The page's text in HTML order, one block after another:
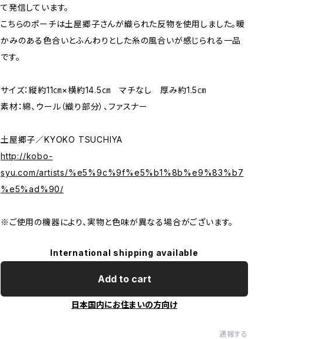
て発信しています。
こちらのポーチは土屋郷子さんが織られた反物を使用しました。暖
かみのある色合いとふんわりとした糸の風合いが感じられる一品
です。
サイズ：縦約11㎝×横約14.5㎝ マチなし 厚み約1.5㎝
素材：綿、ウール（織り部分）、ファスナー
土屋郷子／KYOKO TSUCHIYA
http://kobo-
syu.com/artists/%e5%9c%9f%e5%b1%8b%e9%83%b7
%e5%ad%90/
※ご使用の機器により、実物と色味が異なる場合がございます。
International shipping available
Add to cart
日本国内にお住まいの方向け
通報する